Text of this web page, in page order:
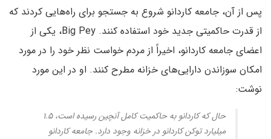
پس از آن، جامعه کاردانو شروع به جستجو برای راه‌هایی کردند که
از قدرت حاکمیتی جدید خود استفاده کنند. Big Pey، یکی از
اعضای جامعه کاردانو، اخیراً از مردم خواست نظر خود را در مورد
امکان سوزاندن دارایی‌های خزانه مطرح کنند. او در این مورد
نوشت:
حال که کاردانو به حاکمیت کامل آنچین رسیده است، ۱.۵
میلیارد توکن کاردانو در خزانه وجود دارد. جامعه کاردانو